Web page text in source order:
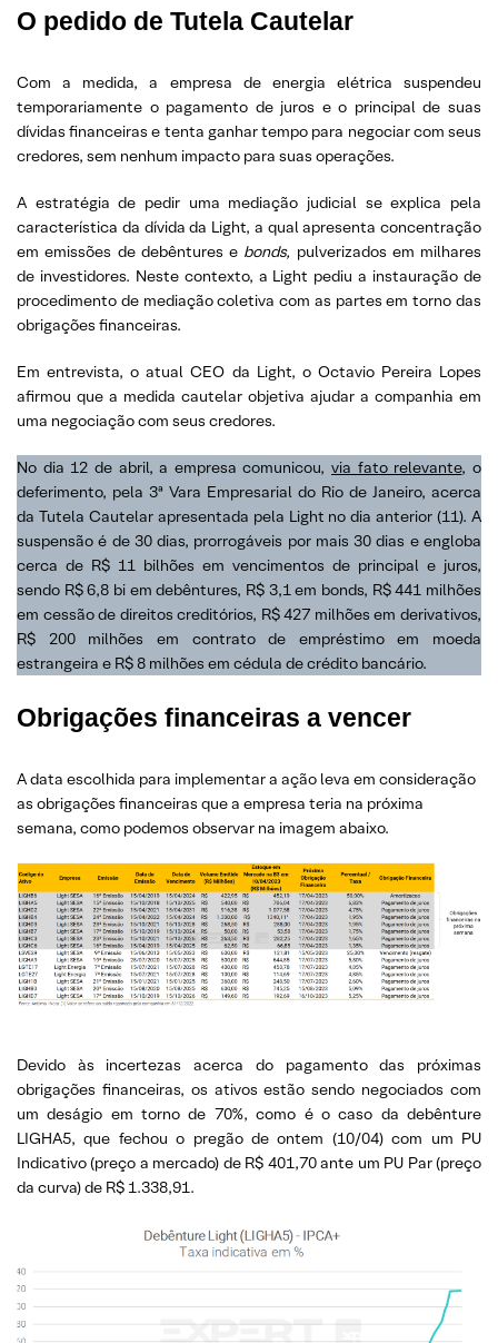
O pedido de Tutela Cautelar
Com a medida, a empresa de energia elétrica suspendeu
temporariamente o pagamento de juros e o principal de suas
dívidas financeiras e tenta ganhar tempo para negociar com seus
credores, sem nenhum impacto para suas operações.
A estratégia de pedir uma mediação judicial se explica pela
característica da dívida da Light, a qual apresenta concentração
em emissões de debêntures e bonds, pulverizados em milhares
de investidores. Neste contexto, a Light pediu a instauração de
procedimento de mediação coletiva com as partes em torno das
obrigações financeiras.
Em entrevista, o atual CEO da Light, o Octavio Pereira Lopes
afirmou que a medida cautelar objetiva ajudar a companhia em
uma negociação com seus credores.
No dia 12 de abril, a empresa comunicou,via fato relevante, o
deferimento, pela 3ª Vara Empresarial do Rio de Janeiro, acerca
da Tutela Cautelar apresentada pela Light no dia anterior (11). A
suspensão é de 30 dias, prorrogáveis por mais 30 dias e engloba
cerca de R$ 11 bilhões em vencimentos de principal e juros,
sendo R$ 6,8 bi em debêntures, R$ 3,1 em bonds, R$ 441 milhões
em cessão de direitos creditórios, R$ 427 milhões em derivativos,
R$ 200 milhões em contrato de empréstimo em moeda
estrangeira e R$ 8 milhões em cédula de crédito bancário.
Obrigações financeiras a vencer
A data escolhida para implementar a ação leva em consideração
as obrigações financeiras que a empresa teria na próxima
semana, como podemos observar na imagem abaixo.
Devido às incertezas acerca do pagamento das próximas
obrigações financeiras, os ativos estão sendo negociados com
um deságio em torno de 70%, como é o caso da debênture
LIGHA5, que fechou o pregão de ontem (10/04) com um PU
Indicativo (preço a mercado) de R$ 401,70 ante um PU Par (preço
da curva) de R$ 1.338,91.